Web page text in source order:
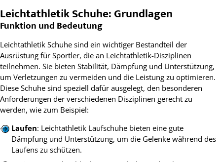
Leichtathletik Schuhe: Grundlagen
Funktion und Bedeutung
Leichtathletik Schuhe sind ein wichtiger Bestandteil der
Ausrüstung für Sportler, die an Leichtathletik-Disziplinen
teilnehmen. Sie bieten Stabilität, Dämpfung und Unterstützung,
um Verletzungen zu vermeiden und die Leistung zu optimieren.
Diese Schuhe sind speziell dafür ausgelegt, den besonderen
Anforderungen der verschiedenen Disziplinen gerecht zu
werden, wie zum Beispiel:
Laufen: Leichtathletik Laufschuhe bieten eine gute
Dämpfung und Unterstützung, um die Gelenke während des
Laufens zu schützen.